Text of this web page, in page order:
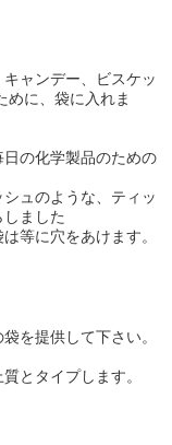
ャンデー、ビスケッ
めに、袋に入れま
の化学製品のための
ュのような、ティッ
ました
等に穴をあけます。
を提供して下さい。
とタイプします。